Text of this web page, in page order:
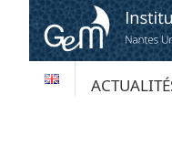
Passer
contenu
PASSER
AU